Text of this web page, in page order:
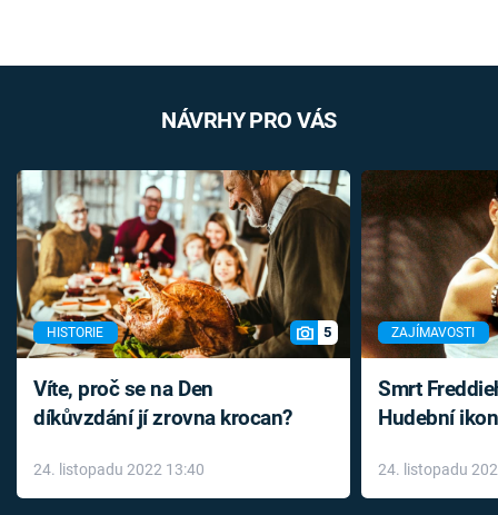
NÁVRHY PRO VÁS
HISTORIE 5
Víte, proč se na Den
díkůvzdání jí zrovna krocan?
24. listopadu 2022 13:40
ZAJÍMAVOSTI
Smrt
Hudební
léky
24. listopadu